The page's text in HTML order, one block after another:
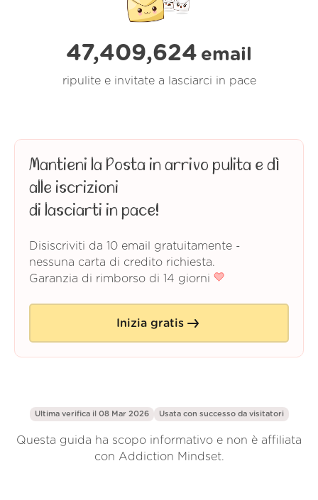
47,409,624 email
ripulite e invitate a lasciarci in pace
Mantieni la Posta in arrivo pulita e dì
alle iscrizioni
di lasciarti in pace!
Disiscriviti da 10 email gratuitamente -
nessuna carta di credito richiesta.
Garanzia di rimborso di 14 giorni
Inizia gratis
Ultima verifica il 08 Mar 2026 Usata con successo da visitatori
Questa guida ha scopo informativo e non è affiliata
con Addiction Mindset.